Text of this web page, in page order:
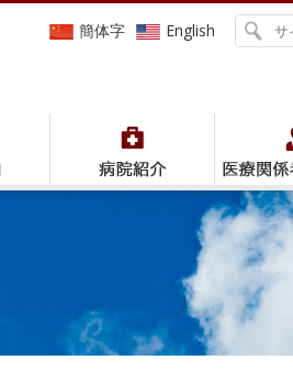
簡体字 English